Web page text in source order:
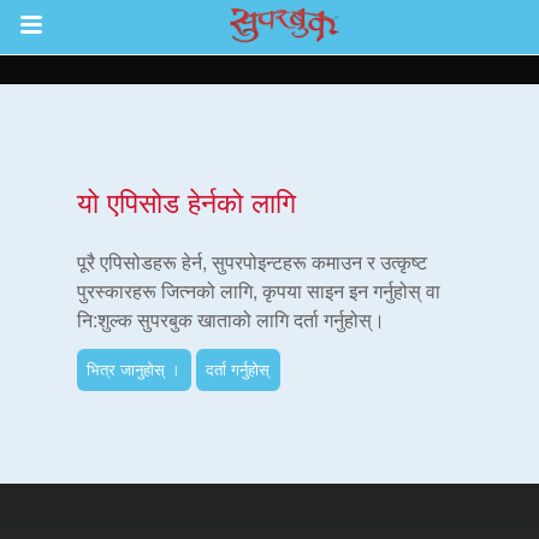
Return to Content
सुपरबुक बाइबल एप
यो एपिसोड हेर्नको लागि
पूरै एपिसोडहरू हेर्न, सुपरपोइन्टहरू कमाउन र उत्कृष्ट
पुरस्कारहरू जित्नको लागि, कृपया साइन इन गर्नुहोस् वा
नि:शुल्क सुपरबुक खाताको लागि दर्ता गर्नुहोस्।
भित्र जानुहोस् । दर्ता गर्नुहोस्